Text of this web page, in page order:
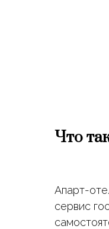
Что
Апарт-
сервис